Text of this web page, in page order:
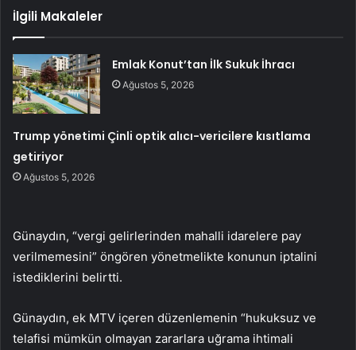
İlgili Makaleler
Emlak Konut’tan İlk Sukuk İhracı
Ağustos 5, 2026
Trump yönetimi Çinli optik alıcı-vericilere kısıtlama
getiriyor
Ağustos 5, 2026
Günaydın, “vergi gelirlerinden mahalli idarelere pay
verilmemesini” öngören yönetmelikte konunun iptalini
istediklerini belirtti.
Günaydın, ek MTV içeren düzenlemenin “hukuksuz ve
telafisi mümkün olmayan zararlara uğrama ihtimali